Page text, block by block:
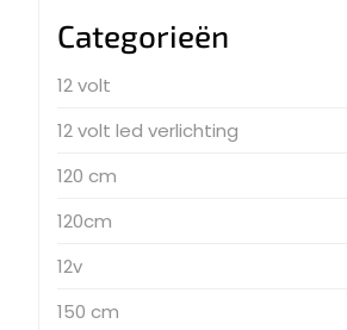
Categorieën
12 volt
12 volt led verlichting
120 cm
120cm
12v
150 cm